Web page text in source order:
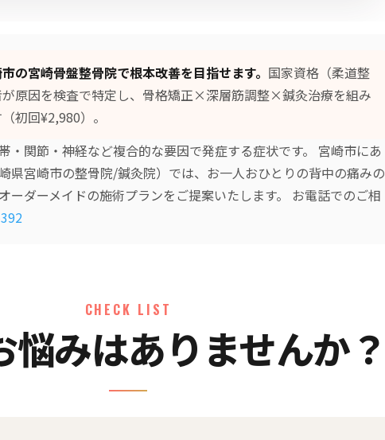
の宮崎骨盤整骨院で根本改善を目指せます。 国家資格（柔道整
原因を検査で特定し、 骨格矯正×深層筋調整×鍼灸治療を組み
初回¥2,980）。
・関節・神経など複合的な要因で発症する症状です。 宮崎市にあ
県宮崎市の整骨院/鍼灸院）では、お一人おひとりの背中の痛みの
ーダーメイドの施術プランをご提案いたします。 お電話でのご相
CHECK LIST
悩みはありませんか？